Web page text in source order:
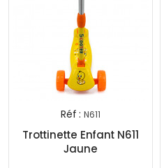
Réf : N611
Trottinette Enfant N611
Jaune